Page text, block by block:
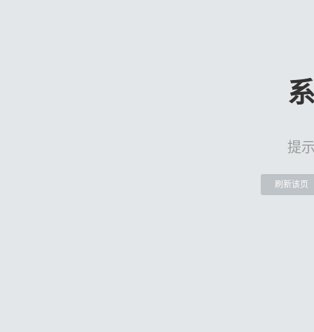
提
刷新该页